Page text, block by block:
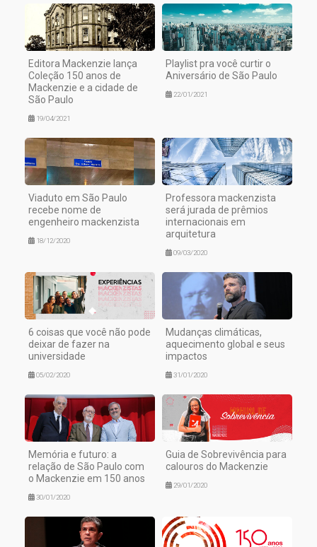
Editora Mackenzie lança
Coleção 150 anos de
Mackenzie e a cidade de
São Paulo
19/04/2021
Playlist pra você curtir o
Aniversário de São Paulo
22/01/2021
Viaduto em São Paulo
recebe nome de
engenheiro mackenzista
18/12/2020
Professora mackenzista
será jurada de prêmios
internacionais em
arquitetura
09/03/2020
6 coisas que você não pode
deixar de fazer na
universidade
05/02/2020
Mudanças climáticas,
aquecimento global e seus
impactos
31/01/2020
Memória e futuro: a
relação de São Paulo com
o Mackenzie em 150 anos
30/01/2020
Guia de Sobrevivência para
calouros do Mackenzie
29/01/2020